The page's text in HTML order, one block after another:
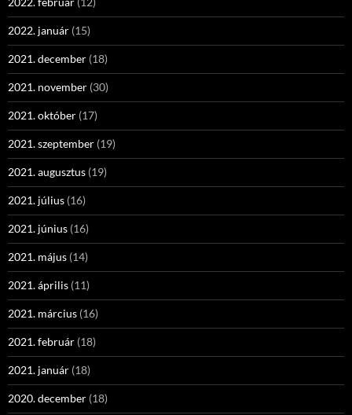
2022. január (15)
2021. december (18)
2021. november (30)
2021. október (17)
2021. szeptember (19)
2021. augusztus (19)
2021. július (16)
2021. június (16)
2021. május (14)
2021. április (11)
2021. március (16)
2021. február (18)
2021. január (18)
2020. december (18)